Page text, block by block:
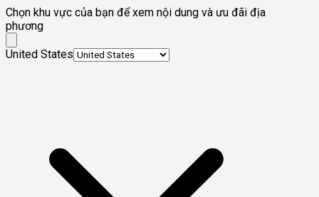
Chọn khu vực của bạn để xem nội dung và ưu đãi địa
phương
United States